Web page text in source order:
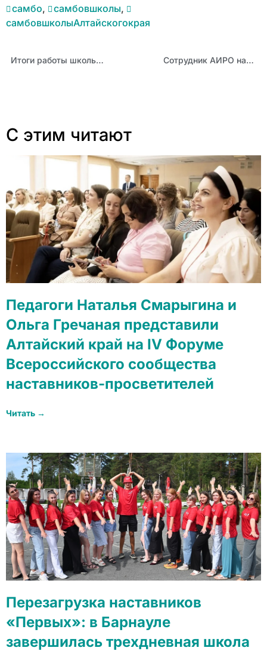
самбо, самбовшколы,
самбовшколыАлтайскогокрая
Итоги работы школьных служб примирения Алтайского края в 2023 году Сотрудник АИРО награжден ведомственной наградой МЧС
С этим читают
Педагоги Наталья Смарыгина и
Ольга Гречаная представили
Алтайский край на IV Форуме
Всероссийского сообщества
наставников-просветителей
Читать →
Перезагрузка наставников
«Первых»: в Барнауле
завершилась трехдневная школа